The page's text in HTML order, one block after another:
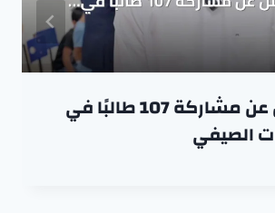
التربية تُعلن عن مشاركة 107 طالبًا في
الصيفي